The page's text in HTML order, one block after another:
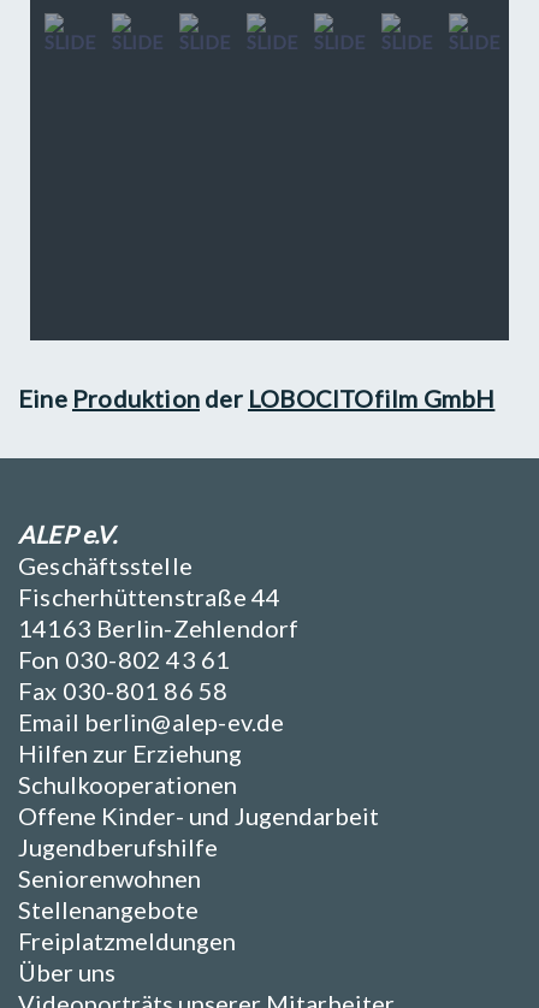
Eine Produktion der LOBOCITOfilm GmbH
ALEP e.V.
Geschäftsstelle
Fischerhüttenstraße 44
14163 Berlin-Zehlendorf
Fon 030-802 43 61
Fax 030-801 86 58
Email berlin@alep-ev.de
Hilfen zur Erziehung
Schulkooperationen
Offene Kinder- und Jugendarbeit
Jugendberufshilfe
Seniorenwohnen
Stellenangebote
Freiplatzmeldungen
Über uns